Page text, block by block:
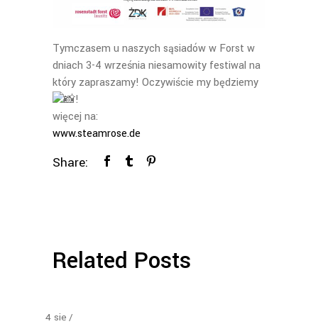
Tymczasem u naszych sąsiadów w Forst w
dniach 3-4 września niesamowity festiwal na
który zapraszamy! Oczywiście my będziemy
!
więcej na:
www.steamrose.de
Share:
Related Posts
4 sie